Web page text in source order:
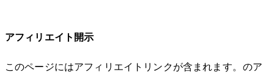
アフィリエイト開示
このページにはアフィリエイトリンクが含まれます。Amazonのア